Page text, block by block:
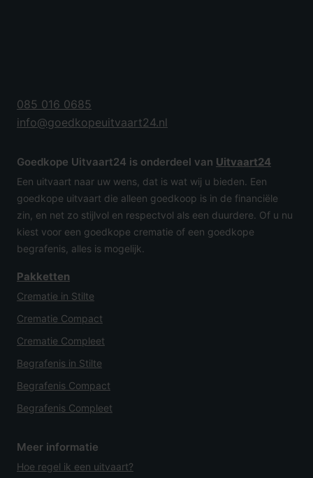
085 016 0685
info@goedkopeuitvaart24.nl
Goedkope Uitvaart24 is onderdeel van Uitvaart24
Een uitvaart naar uw wens, dat is wat wij u bieden. Een
goedkope uitvaart die alleen goedkoop is in de financiële
zin, en net zo stijlvol en respectvol als een duurdere. Of u nu
kiest voor een goedkope crematie of een goedkope
begrafenis, alles is mogelijk.
Pakketten
Crematie in Stilte
Crematie Compact
Crematie Compleet
Begrafenis in Stilte
Begrafenis Compact
Begrafenis Compleet
Meer informatie
Hoe regel ik een uitvaart?